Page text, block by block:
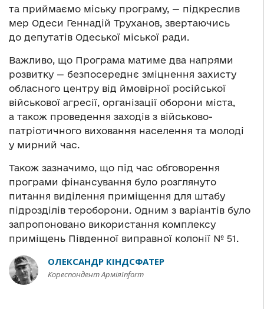
та приймаємо міську програму, — підкреслив
мер Одеси Геннадій Труханов, звертаючись
до депутатів Одеської міської ради.
Важливо, що Програма матиме два напрями
розвитку — безпосереднє зміцнення захисту
обласного центру від ймовірної російської
військової агресії, організації оборони міста,
а також проведення заходів з військово-
патріотичного виховання населення та молоді
у мирний час.
Також зазначимо, що під час обговорення
програми фінансування було розглянуто
питання виділення приміщення для штабу
підрозділів тероборони. Одним з варіантів було
запропоновано використання комплексу
приміщень Південної виправної колонії № 51.
ОЛЕКСАНДР КІНДСФАТЕР
Кореспондент АрміяInform